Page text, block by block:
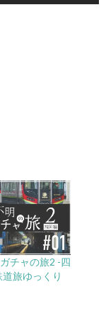
チャの旅2 -四
旅ゆっくり